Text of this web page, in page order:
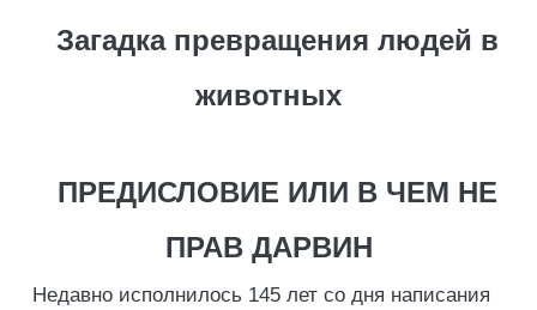
Загадка превращения людей в
животных
ПРЕДИСЛОВИЕ ИЛИ В ЧЕМ НЕ
ПРАВ ДАРВИН
Недавно исполнилось 145 лет со дня написания